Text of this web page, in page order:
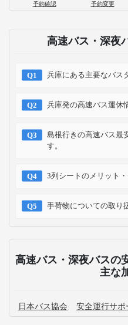
予約確認 予約変更
高速バス・深夜
兵庫にある主要なバス
兵庫発の高速バス運休
島根行きの高速バス最
す。
3列シートのメリット
手荷物についての取り
高速バス・深夜バスの
主な
日本バス協会 安全運行サポ